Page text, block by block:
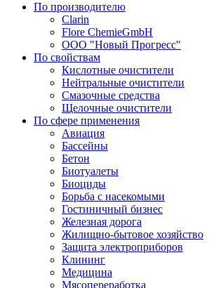
По производителю
Clarin
Flore ChemieGmbH
ООО "Новый Прогресс"
По свойствам
Кислотные очистители
Нейтральные очистители
Смазочные средства
Щелочные очистители
По сфере применения
Авиация
Бассейны
Бетон
Биотуалеты
Биоциды
Борьба с насекомыми
Гостиничный бизнес
Железная дорога
Жилищно-бытовое хозяйство
Защита электроприборов
Клининг
Медицина
Мясопереработка